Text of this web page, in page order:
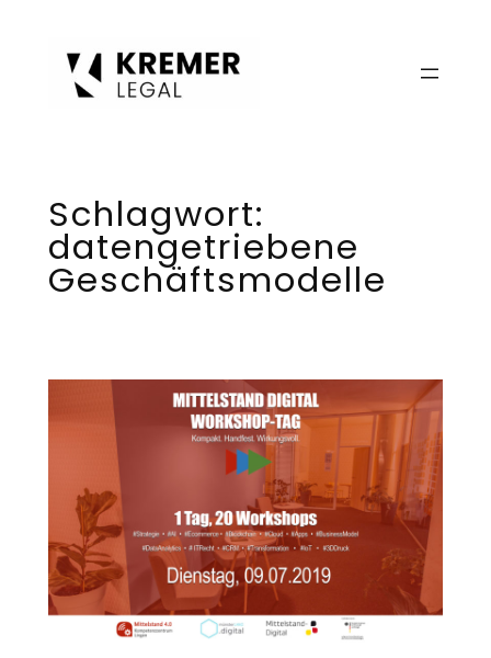
Schlagwort:
datengetriebene
Geschäftsmodelle